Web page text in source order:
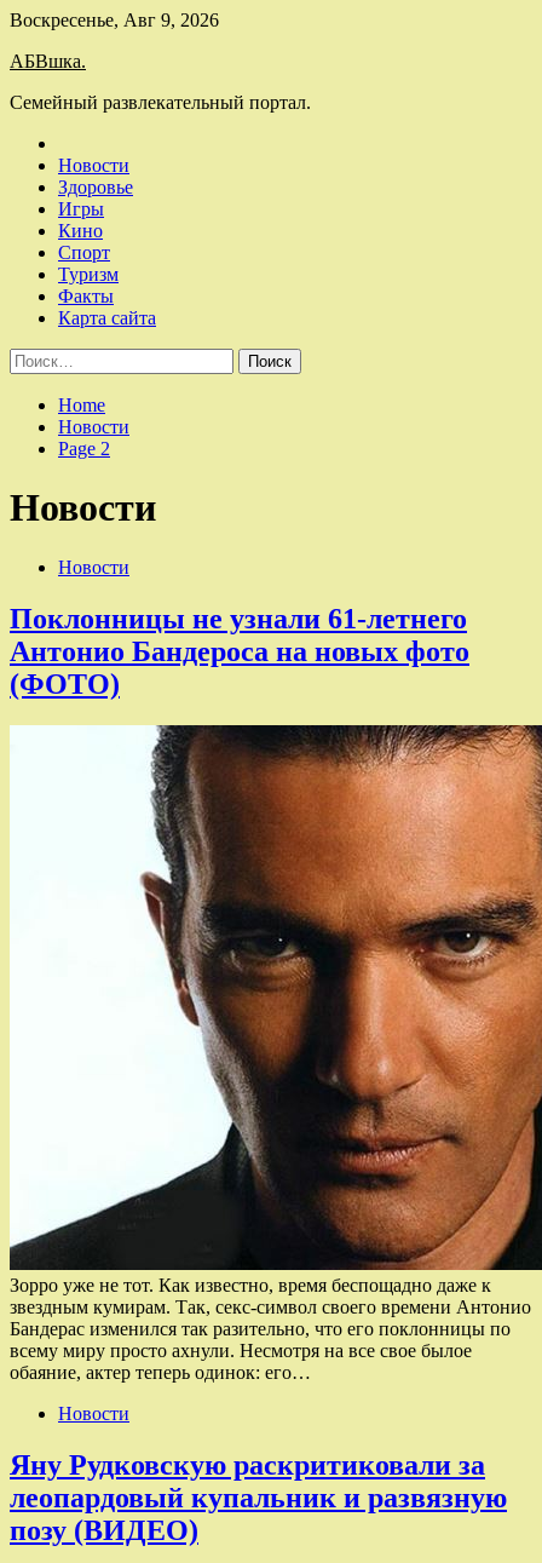
Skip
content
Воскресенье, Авг 9, 2026
АБВшка.
Семейный развлекательный портал.
Новости
Здоровье
Игры
Кино
Спорт
Туризм
Факты
Карта сайта
Найти:
Home
Новости
Page 2
Новости
Новости
Поклонницы не узнали 61-летнего
Антонио Бандероса на новых фото
(ФОТО)
Зорро уже не тот. Как известно, время беспощадно даже к
звездным кумирам. Так, секс-символ своего времени Антонио
Бандерас изменился так разительно, что его поклонницы по
всему миру просто ахнули. Несмотря на все свое былое
обаяние, актер теперь одинок: его…
Новости
Яну Рудковскую раскритиковали за
леопардовый купальник и развязную
позу (ВИДЕО)